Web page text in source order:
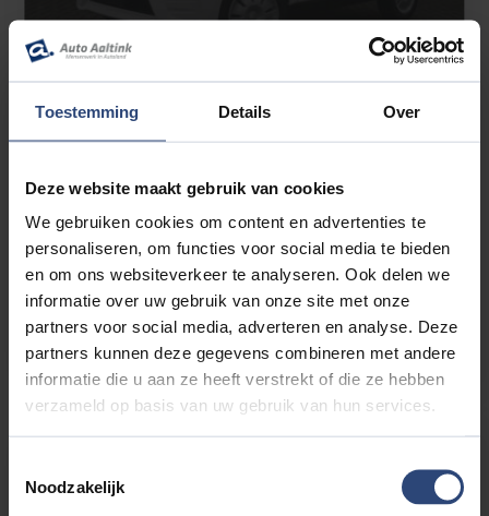
Toestemming Details Over
Deze website maakt gebruik van cookies
We gebruiken cookies om content en advertenties te
personaliseren, om functies voor social media te bieden
en om ons websiteverkeer te analyseren. Ook delen we
informatie over uw gebruik van onze site met onze
partners voor social media, adverteren en analyse. Deze
partners kunnen deze gegevens combineren met andere
informatie die u aan ze heeft verstrekt of die ze hebben
verzameld op basis van uw gebruik van hun services.
Noodzakelijk
AIXAM CITY
KORTING! VERKOCHT | 2026
€14.790' €117 p.mnd 1km